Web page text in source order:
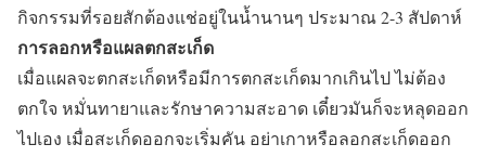
กิจกรรมที่รอยสักต้องแช่อยู่ในน้ำนานๆ ประมาณ 2-3 สัปดาห์
การลอกหรือแผลตกสะเก็ด
เมื่อแผลจะตกสะเก็ดหรือมีการตกสะเก็ดมากเกินไป ไม่ต้อง
ตกใจ หมั่นทายาและรักษาความสะอาด เดี๋ยวมันก็จะหลุดออก
ไปเอง เมื่อสะเก็ดออกจะเริ่มคัน อย่าเกาหรือลอกสะเก็ดออก